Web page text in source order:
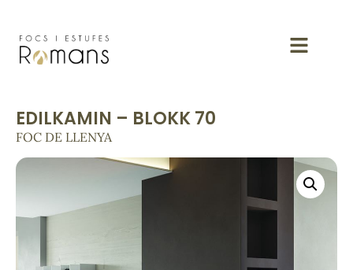
EDILKAMIN – BLOKK 70
FOC DE LLENYA